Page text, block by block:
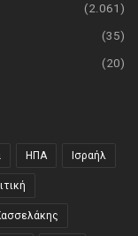
(2.061)
(35)
(20)
ΗΠΑ Ισραήλ